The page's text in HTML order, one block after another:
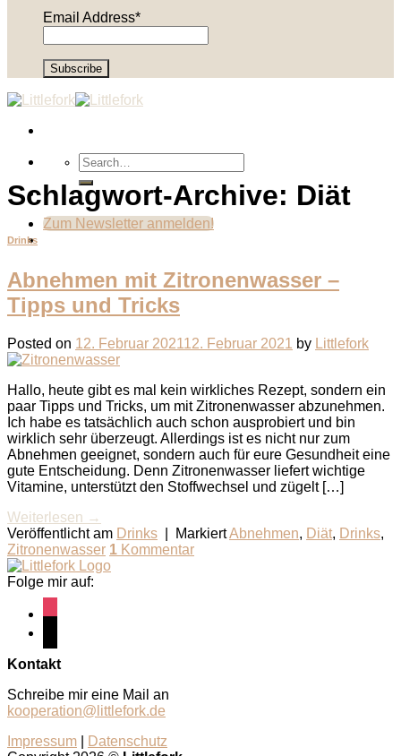
Email Address*
Zum Newsletter anmelden!
Schlagwort-Archive: Diät
Drinks
Abnehmen mit Zitronenwasser –
Tipps und Tricks
Posted on 12. Februar 202112. Februar 2021 by Littlefork
Hallo, heute gibt es mal kein wirkliches Rezept, sondern ein
paar Tipps und Tricks, um mit Zitronenwasser abzunehmen.
Ich habe es tatsächlich auch schon ausprobiert und bin
wirklich sehr überzeugt. Allerdings ist es nicht nur zum
Abnehmen geeignet, sondern auch für eure Gesundheit eine
gute Entscheidung. Denn Zitronenwasser liefert wichtige
Vitamine, unterstützt den Stoffwechsel und zügelt […]
Weiterlesen →
Veröffentlicht am Drinks MarkiertAbnehmen, Diät, Drinks,
Zitronenwasser 1 Kommentar
Folge mir auf:
Kontakt
Schreibe mir eine Mail an
kooperation@littlefork.de
Impressum
Datenschutz